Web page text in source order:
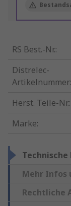
RS Best.-Nr.:
Distrelec-
Artikelnummer:
Herst. Teile-Nr.:
Marke:
Technische
Mehr Infos
Rechtliche